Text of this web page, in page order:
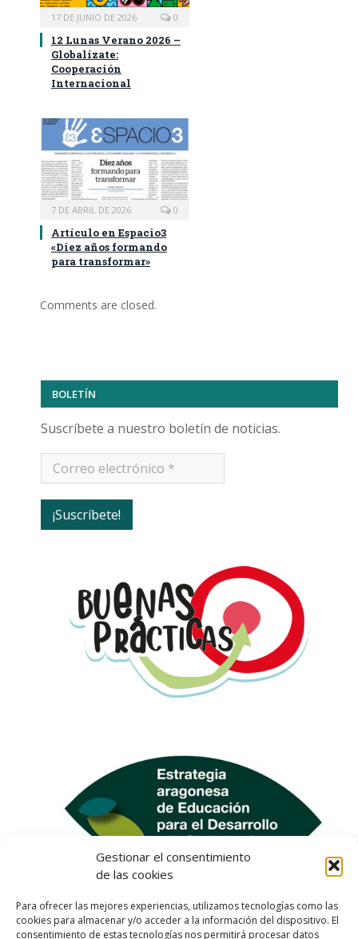
Gestionar el consentimiento
de las cookies
Para ofrecer las mejores experiencias, utilizamos tecnologías como las
cookies para almacenar y/o acceder a la información del dispositivo. El
consentimiento de estas tecnologías nos permitirá procesar datos
17 DE JUNIO DE 2026 0
12 Lunas Verano 2026 –
Globalízate:
Cooperación
Internacional
7 DE ABRIL DE 2026 0
Artículo en Espacio3
«Diez años formando
para transformar»
Comments are closed.
BOLETÍN
Suscríbete a nuestro boletín de noticias.